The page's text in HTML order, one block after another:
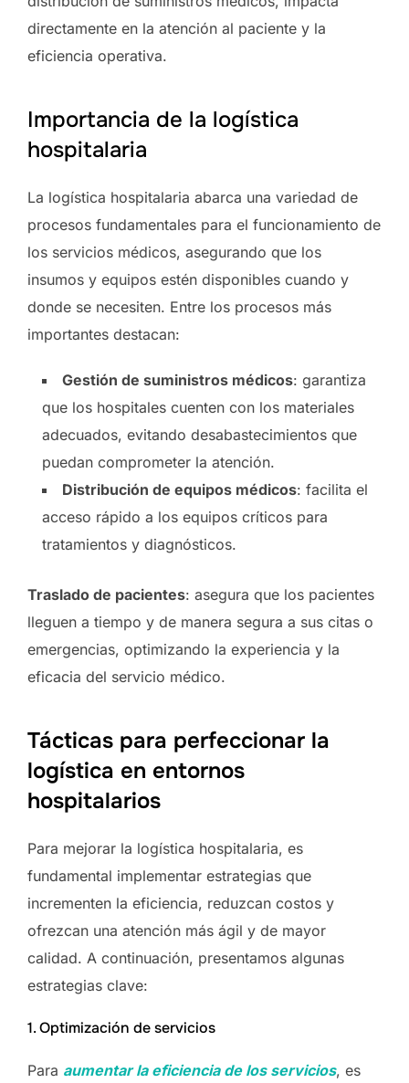
directamente en la atención al paciente y la
eficiencia operativa.
Importancia de la logística
hospitalaria
La logística hospitalaria abarca una variedad de
procesos fundamentales para el funcionamiento de
los servicios médicos, asegurando que los
insumos y equipos estén disponibles cuando y
donde se necesiten. Entre los procesos más
importantes destacan:
Gestión de suministros médicos: garantiza
que los hospitales cuenten con los materiales
adecuados, evitando desabastecimientos que
puedan comprometer la atención.
Distribución de equipos médicos: facilita el
acceso rápido a los equipos críticos para
tratamientos y diagnósticos.
Traslado de pacientes: asegura que los pacientes
lleguen a tiempo y de manera segura a sus citas o
emergencias, optimizando la experiencia y la
eficacia del servicio médico.
Tácticas para perfeccionar la
logística en entornos
hospitalarios
Para mejorar la logística hospitalaria, es
fundamental implementar estrategias que
incrementen la eficiencia, reduzcan costos y
ofrezcan una atención más ágil y de mayor
calidad. A continuación, presentamos algunas
estrategias clave:
1. Optimización de servicios
Para aumentar la eficiencia de los servicios, es